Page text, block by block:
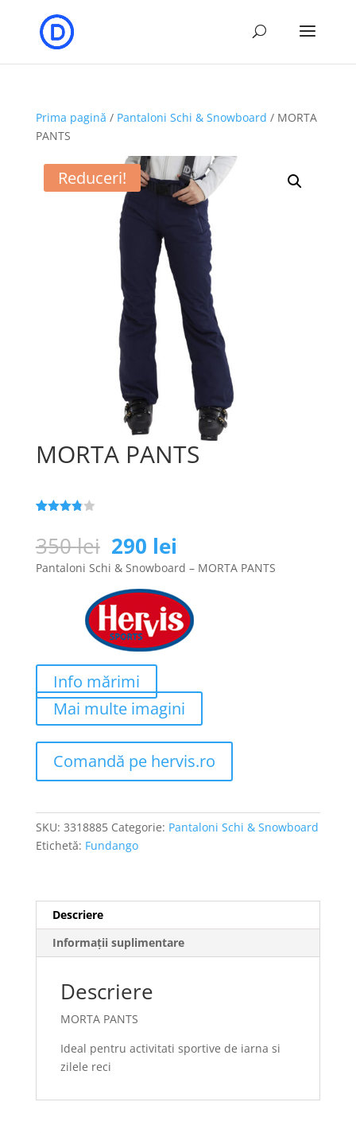
Prima pagină / Pantaloni Schi & Snowboard / MORTA
PANTS
Reduceri!
MORTA PANTS
din 5 pe
baza a
de
350lei Prețul
inițial
a
fost:
350 lei.
290 lei
curent
este:
290 lei.
Pantaloni Schi & Snowboard – MORTA PANTS
Info mărimi
Mai multe imagini
Comandă pe hervis.ro
SKU: 3318885 Categorie: Pantaloni Schi & Snowboard
Etichetă: Fundango
Descriere
Informații suplimentare
Descriere
MORTA PANTS
Ideal pentru activitati sportive de iarna si
zilele reci